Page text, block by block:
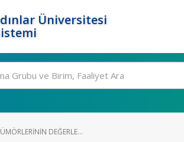
Üniversitesi
DEĞERLE...